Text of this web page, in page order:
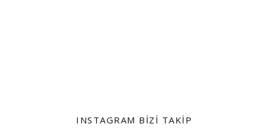
INSTAGRAM BIZI TAKIP